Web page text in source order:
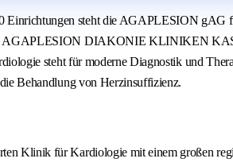
steht die AGAPLESION gAG
AGAPLESION DIAKONIE KLINIKEN
steht für moderne Diagnostik und
Behandlung von Herzinsuffizienz.
Klinik für Kardiologie mit einem großen